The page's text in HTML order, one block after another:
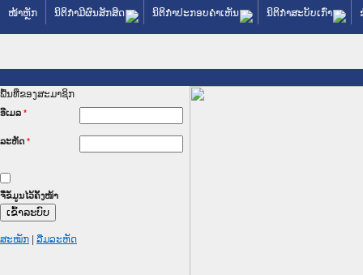
ໜ້າຫຼັກ ນິຕິກໍາມີຜົນສັກສິດ ນິຕິກໍາປະກອບຄໍາເຫັນ ນິຕິກໍາສະບັບເກົ່າ
ພື້ນທີ່ຂອງສະມາຊິກ
ອີເມລ *
ລະຫັດ *
ຈື່ຂໍ້ມູນໄວ້ຄັ້ງໜ້າ
ສະໝັກ | ລືມລະຫັດ